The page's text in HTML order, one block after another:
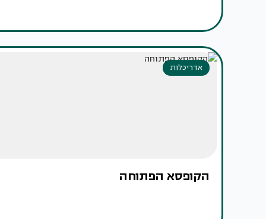
אדריכלות
הקופסא הפתוחה